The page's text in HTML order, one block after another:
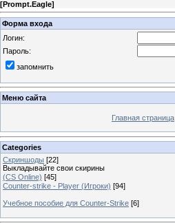
[Prompt.Eagle]
Форма входа
Логин:
Пароль:
запомнить
Меню сайта
Главная страница
Categories
Скриншоды [22]
Выкладывайте свои скирины
(CS Online) [45]
Counter-strike - Player (Игроки) [94]
Учебное пособие для Counter-Strike [6]